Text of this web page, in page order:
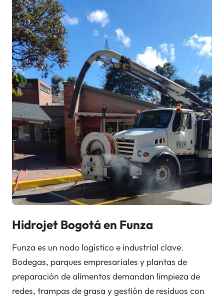
Hidrojet Bogotá en Funza
Funza es un nodo logístico e industrial clave.
Bodegas, parques empresariales y plantas de
preparación de alimentos demandan limpieza de
redes, trampas de grasa y gestión de residuos con